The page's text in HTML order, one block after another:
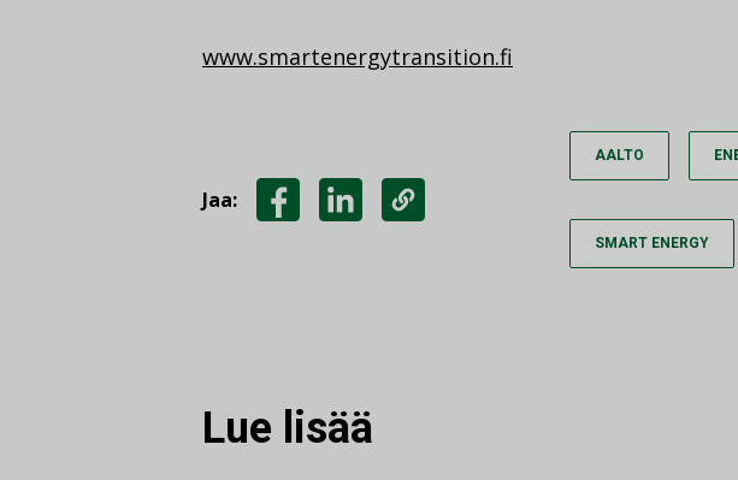
www.smartenergytransition.fi
Jaa:
AALTO
SMART ENERGY
Lue lisää